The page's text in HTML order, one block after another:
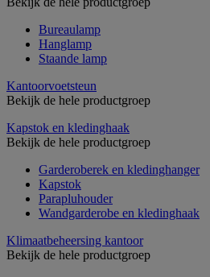
Bureaulamp
Hanglamp
Staande lamp
Kantoorvoetsteun
Bekijk de hele productgroep
Kapstok en kledinghaak
Bekijk de hele productgroep
Garderoberek en kledinghanger
Kapstok
Parapluhouder
Wandgarderobe en kledinghaak
Klimaatbeheersing kantoor
Bekijk de hele productgroep